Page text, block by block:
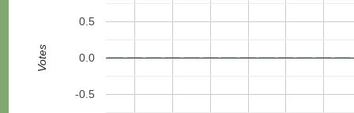
-0.5
0.0
0.5
Votes